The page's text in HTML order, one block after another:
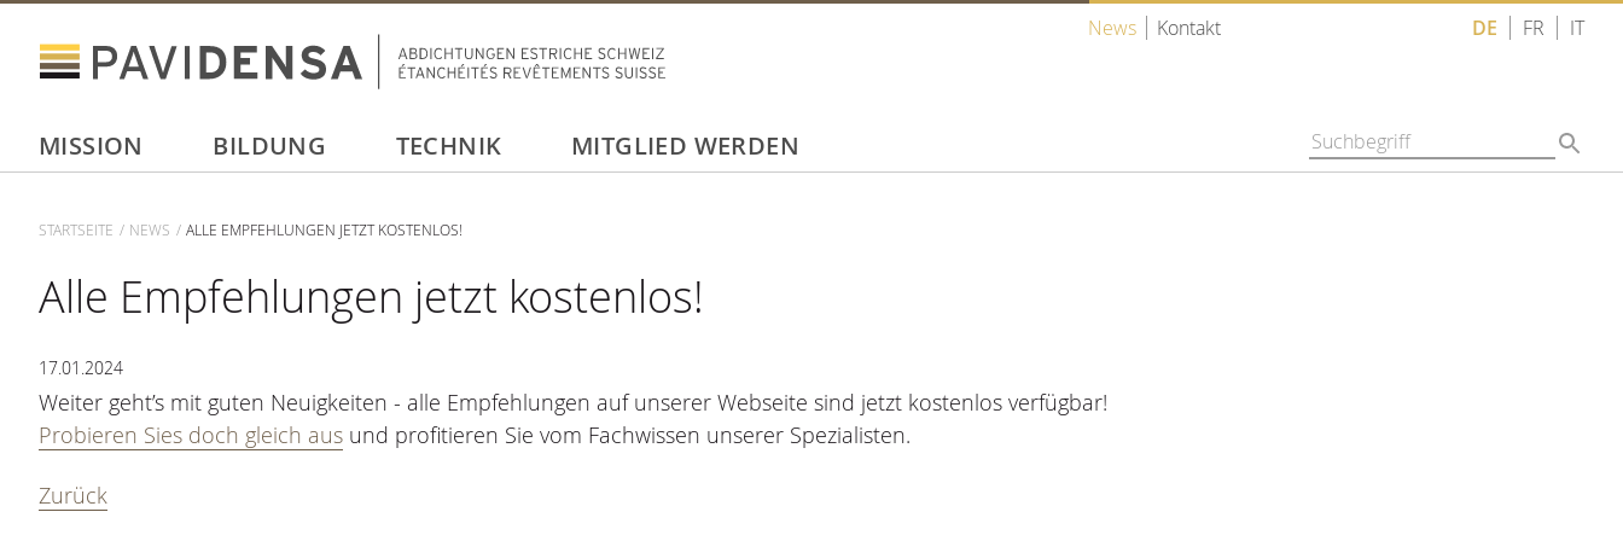
News Kontakt DE FR IT
MISSION BILDUNG TECHNIK MITGLIED WERDEN
STARTSEITE NEWS ALLE EMPFEHLUNGEN JETZT KOSTENLOS!
Alle Empfehlungen jetzt kostenlos!
17.01.2024
Weiter geht’s mit guten Neuigkeiten - alle Empfehlungen auf unserer Webseite sind jetzt kostenlos verfügbar!
Probieren Sies doch gleich aus und profitieren Sie vom Fachwissen unserer Spezialisten.
Zurück